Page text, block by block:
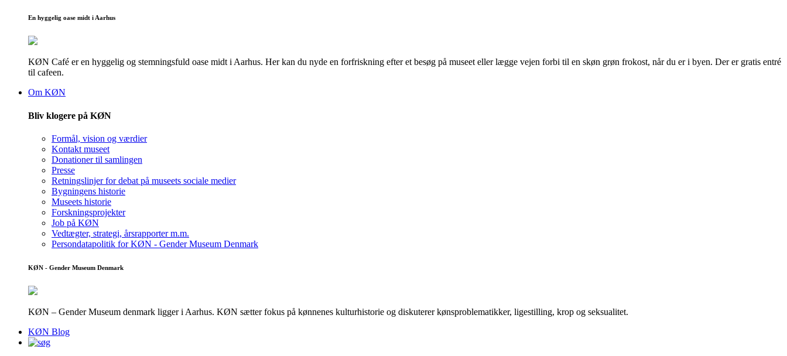
En hyggelig oase midt i Aarhus
KØN Café er en hyggelig og stemningsfuld oase midt i Aarhus. Her kan du nyde en forfriskning efter et besøg på museet eller lægge vejen forbi til en skøn grøn frokost, når du er i byen. Der er gratis entré
til cafeen.
Om KØN
Bliv klogere på KØN
Formål, vision og værdier
Kontakt museet
Donationer til samlingen
Presse
Retningslinjer for debat på museets sociale medier
Bygningens historie
Museets historie
Forskningsprojekter
Job på KØN
Vedtægter, strategi, årsrapporter m.m.
Persondatapolitik for KØN - Gender Museum Denmark
KØN - Gender Museum Denmark
KØN – Gender Museum denmark ligger i Aarhus. KØN sætter fokus på kønnenes kulturhistorie og diskuterer kønsproblematikker, ligestilling, krop og seksualitet.
KØN Blog